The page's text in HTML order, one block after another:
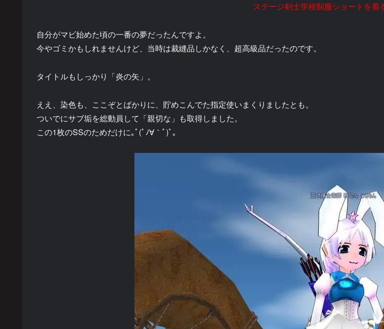
ステージ剣士学校制服ショートを着
自分がマビ始めた頃の一番の夢だったんですよ。
今やゴミかもしれませんけど、当時は裁縫品しかなく、超高級品だったのです。
タイトルもしっかり「炎の矢」。
ええ、染色も、ここぞとばかりに、貯めこんでた指定使いまくりましたとも。
ついでにサブ垢を総動員して「親切な」も取得しました。
この1枚のSSのためだけに｡ﾟ(ﾟﾉ∀｀ﾟ)ﾟ｡